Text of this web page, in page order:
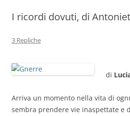
I ricordi dovuti, di
3 Repliche
di
Arriva un momento nella vita di
sembra prendere vie inaspettate e